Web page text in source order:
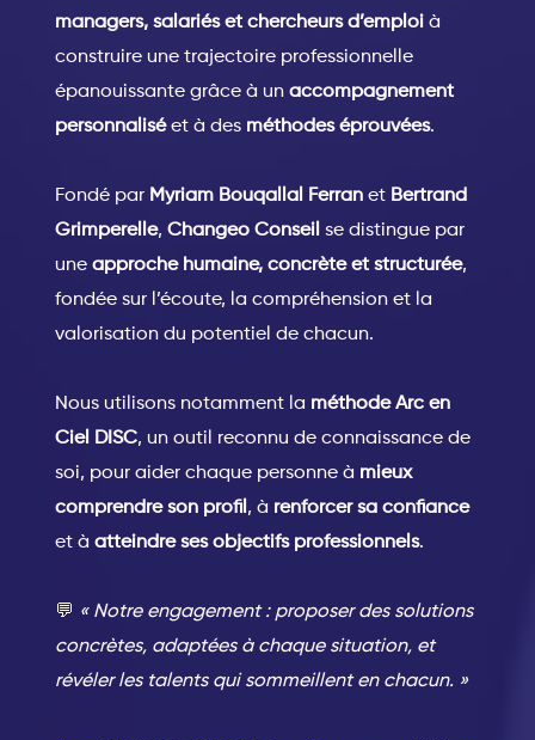
managers, salariés et chercheurs d’emploi à
construire une trajectoire professionnelle
épanouissante grâce à un accompagnement
personnaliséet à des méthodes éprouvées.
Fondé par Myriam Bouqallal Ferran et Bertrand
Grimperelle, Changeo Conseil se distingue par
une approche humaine, concrète et structurée,
fondée sur l’écoute, la compréhension et la
valorisation du potentiel de chacun.
Nous utilisons notamment la méthode Arc en
Ciel DISC, un outil reconnu de connaissance de
soi, pour aider chaque personne à mieux
comprendre son profil, à renforcer sa confiance
et à atteindre ses objectifs professionnels.
💬 « Notre engagement : proposer des solutions
concrètes, adaptées à chaque situation, et
révéler les talents qui sommeillent en chacun. »